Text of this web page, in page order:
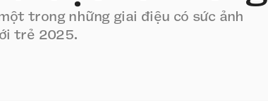
trong những giai điệu có sức ảnh
trẻ 2025.